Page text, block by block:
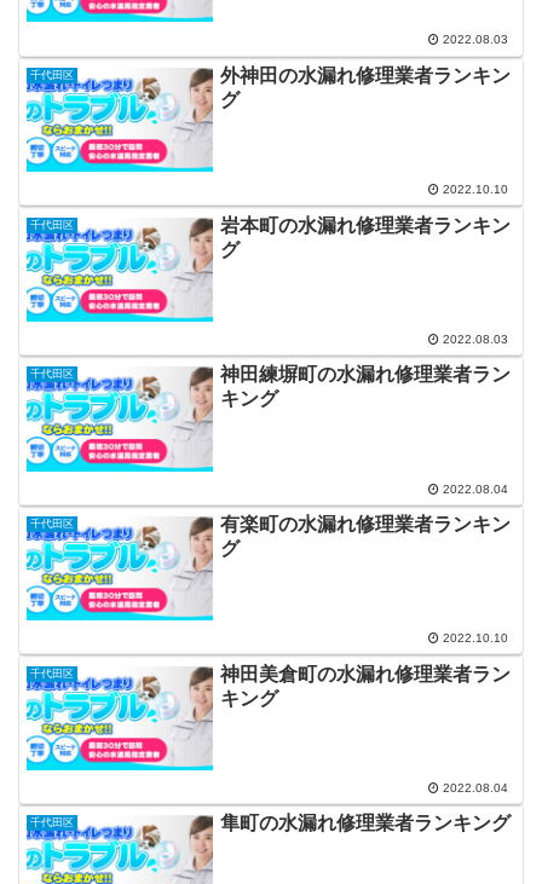
2022.08.03
千代田区
外神田の水漏れ修理業者ランキン
グ
2022.10.10
千代田区
岩本町の水漏れ修理業者ランキン
グ
2022.08.03
千代田区
神田練塀町の水漏れ修理業者ラン
キング
2022.08.04
千代田区
有楽町の水漏れ修理業者ランキン
グ
2022.10.10
千代田区
神田美倉町の水漏れ修理業者ラン
キング
2022.08.04
千代田区 隼町の水漏れ修理業者ランキング